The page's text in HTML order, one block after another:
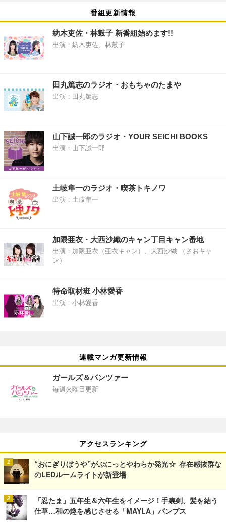
番組更新情報
紡木吏佐・林鼓子 新番組始めます!!
出演：紡木吏佐、林鼓子
田丸篤志のラジオ・おもちゃのたまや
出演：田丸篤志
山下誠一郎のラジオ・YOUR SEICHI BOOKS
出演：山下誠一郎
土岐隼一のラジオ・喫茶トキノワ
出演：土岐隼一
加隈亜衣・大西沙織のキャン丁目キャン番地
出演：加隈亜衣（亜衣キャン）、大西沙織 （さおキャ
ン）
特命取材班 小林愛香
出演：小林愛香
連載マンガ更新情報
ガールズ＆パンツァー
毎週火曜日更新
アクセスランキング
“おにぎりぼうや”がぷにっとやわらか発光☆ 存在感抜群な
のLEDルームライトが新登場
「忍たま」五年生＆六年生をイメージ！手裏剣、髪を結う
仕草…和の趣を感じさせる「MAYLA」パンプス